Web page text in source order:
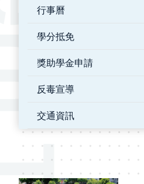
行事曆
學分抵免
獎助學金申請
反毒宣導
交通資訊